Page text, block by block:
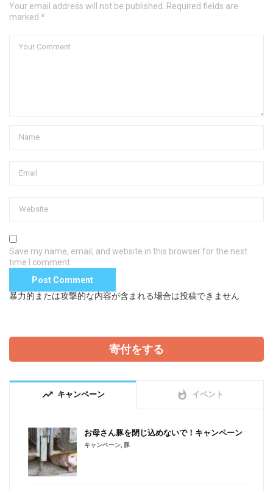
Your email address will not be published. Required fields are
marked *
Save my name, email, and website in this browser for the next
time I comment.
暴力的または攻撃的な内容が含まれる場合は投稿できません
寄付をする
trending_up キャンペーン whatshot イベント
お母さん豚を閉じ込めないで！キャンペーン
キャンペーン 豚